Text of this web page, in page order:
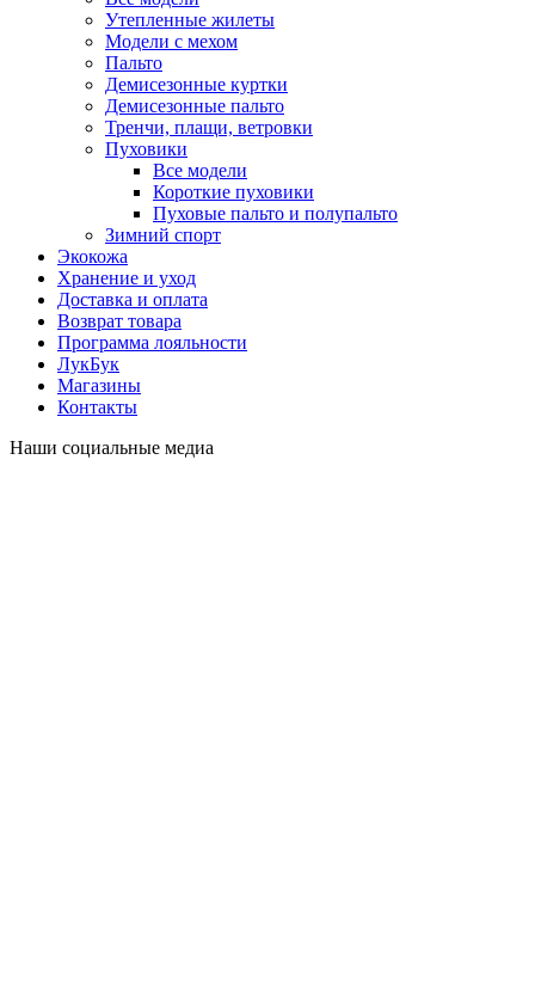
Утепленные жилеты
Модели с мехом
Пальто
Демисезонные куртки
Демисезонные пальто
Тренчи, плащи, ветровки
Пуховики
Все модели
Короткие пуховики
Пуховые пальто и полупальто
Зимний спорт
Экокожа
Хранение и уход
Доставка и оплата
Возврат товара
Программа лояльности
ЛукБук
Магазины
Контакты
Наши социальные медиа